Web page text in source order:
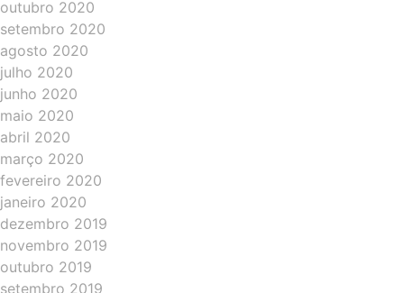
outubro 2020
setembro 2020
agosto 2020
julho 2020
junho 2020
maio 2020
abril 2020
março 2020
fevereiro 2020
janeiro 2020
dezembro 2019
novembro 2019
outubro 2019
setembro 2019